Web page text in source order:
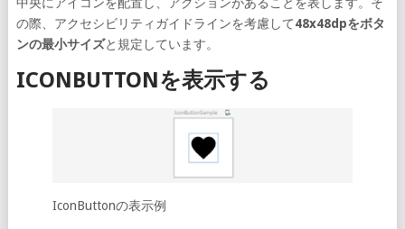
中央にアイコンを配置し、アクションがあることを表します。そ
の際、アクセシビリティガイドラインを考慮して48x48dpをボタ
ンの最小サイズと規定しています。
ICONBUTTONを表示する
IconButtonの表示例